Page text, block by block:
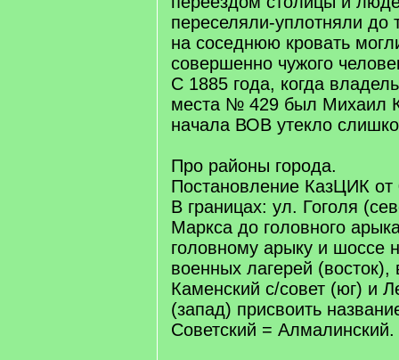
переселяли-уплотняли до
на соседнюю кровать
совершенно чужого
С 1885 года, когда
места № 429 был Михаил
начала ВОВ утекло
Про районы города.
Постановление КазЦИК от
В границах: ул. Гоголя
Маркса до головного
головному арыку и шоссе
военных лагерей (восток),
Каменский с/совет (юг) и
(запад) присвоить
Советский = Алмалинский.